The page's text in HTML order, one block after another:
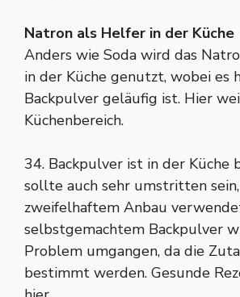
Natron als Helfer in der Küche
Anders wie Soda wird das
in der Küche genutzt, wobei es
Backpulver geläufig ist. Hier
Küchenbereich.
34. Backpulver ist in der Küche
sollte auch sehr umstritten
zweifelhaftem Anbau
selbstgemachtem Backpulver
Problem umgangen, da die
bestimmt werden. Gesunde